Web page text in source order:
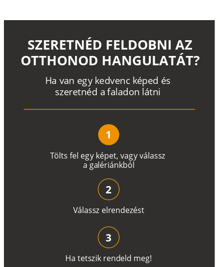
Tölts fel egy képet, vagyválassz
a galériánkból
Ha van egy kedvenc képed és
szeretnéd a faladon látni
SZERETNÉD FELDOBNI AZ
OTTHONOD HANGULATÁT?
1
Válassz elrendezést
2
Ha tetszik rendeld meg!
3